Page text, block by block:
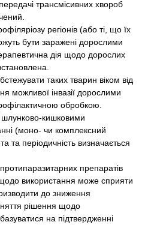
трансмісивних хвороб
регіонів (або ті, що їх
бути заражені дорослими
дія щодо дорослих
таких тварин віком від
можливої ​​інвазії дорослими
обробкою.
шлунково-кишковими
(моно- чи комплексний
та періодичність визначається
препаратів
використання може сприяти
до зниження
рішення щодо
на підтвердженні